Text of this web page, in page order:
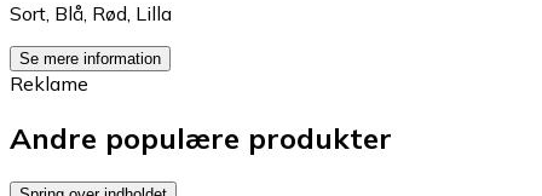
Sort, Blå, Rød, Lilla
Se mere information
Reklame
Andre populære produkter